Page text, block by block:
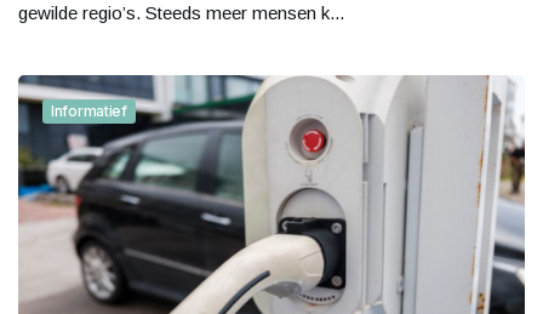
gewilde regio’s. Steeds meer mensen k...
Informatief